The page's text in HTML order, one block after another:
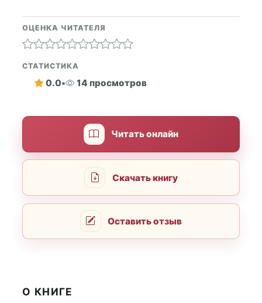
ОЦЕНКА ЧИТАТЕЛЯ
СТАТИСТИКА
0.0• 14 просмотров
Читать онлайн
Скачать книгу
Оставить отзыв
О КНИГЕ